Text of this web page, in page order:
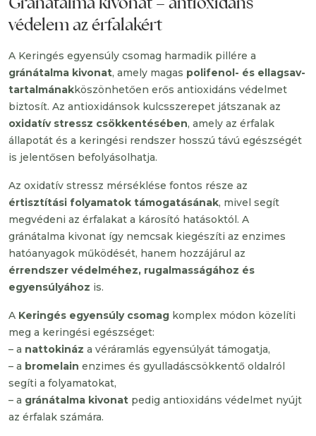
védelem az érfalakért
A Keringés egyensúly csomag harmadik pillére a
gránátalma kivonat, amely magas polifenol- és ellagsav-
tartalmánakköszönhetően erős antioxidáns védelmet
biztosít. Az antioxidánsok kulcsszerepet játszanak az
oxidatív stressz csökkentésében, amely az érfalak
állapotát és a keringési rendszer hosszú távú egészségét
is jelentősen befolyásolhatja.
Az oxidatív stressz mérséklése fontos része az
értisztítási folyamatok támogatásának, mivel segít
megvédeni az érfalakat a károsító hatásoktól. A
gránátalma kivonat így nemcsak kiegészíti az enzimes
hatóanyagok működését, hanem hozzájárul az
érrendszer védelméhez, rugalmasságához és
egyensúlyához is.
A Keringés egyensúly csomag komplex módon közelíti
meg a keringési egészséget:
– a nattokináz a véráramlás egyensúlyát támogatja,
– a bromelain enzimes és gyulladáscsökkentő oldalról
segíti a folyamatokat,
– a gránátalma kivonat pedig antioxidáns védelmet nyújt
az érfalak számára.